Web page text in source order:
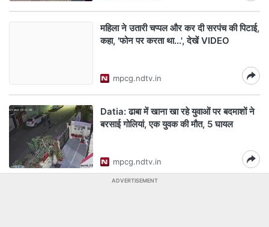
महिला ने उतारी चप्पल और कर दी सरपंच की पिटाई,
कहा, 'फोन पर करता था...', देखें VIDEO
mpcg.ndtv.in
Datia: ढाबा में खाना खा रहे युवाओं पर बदमाशों ने
बरसाई गोलियां, एक युवक की मौत, 5 घायल
mpcg.ndtv.in
ADVERTISEMENT